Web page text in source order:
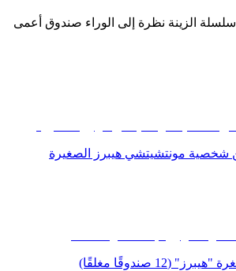
Hipper 20th سلسلة الزينة نظرة إلى الوراء صندوق أعمى
مونتشيتشي هيبرز الصغيرة
صندوقًا مغلقًا)